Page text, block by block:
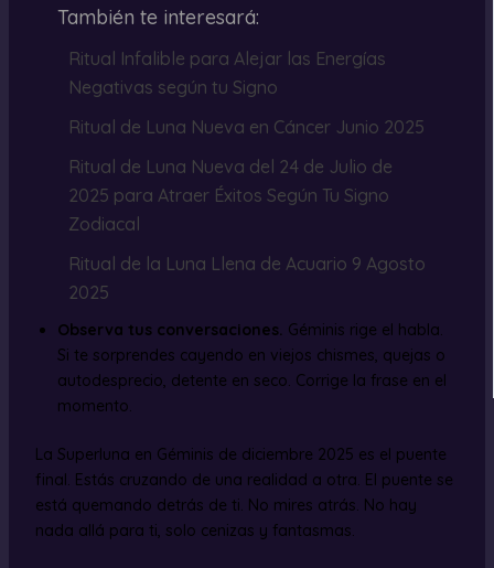
También te interesará:
Ritual Infalible para Alejar las Energías
Negativas según tu Signo
Ritual de Luna Nueva en Cáncer Junio 2025
Ritual de Luna Nueva del 24 de Julio de
2025 para Atraer Éxitos Según Tu Signo
Zodiacal
Ritual de la Luna Llena de Acuario 9 Agosto
2025
Observa tus conversaciones. Géminis rige el habla.
Si te sorprendes cayendo en viejos chismes, quejas o
autodesprecio, detente en seco. Corrige la frase en el
momento.
La Superluna en Géminis de diciembre 2025 es el puente
final. Estás cruzando de una realidad a otra. El puente se
está quemando detrás de ti. No mires atrás. No hay
nada allá para ti, solo cenizas y fantasmas.